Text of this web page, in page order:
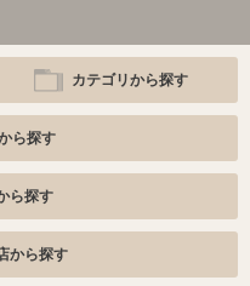
カテゴリから探す
ら探す
ら探す
から探す